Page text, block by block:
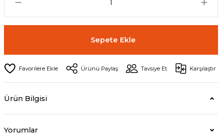
Sepete Ekle
Ürünü Paylaş Tavsiye Et Karşılaştır
Ürün Bilgisi
Yorumlar